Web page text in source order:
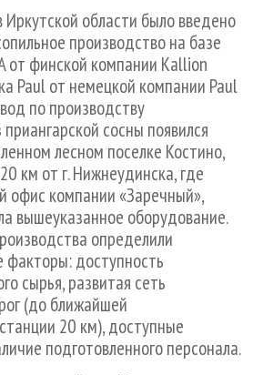
Иркутской области было введено
производство на базе
от финской компании Kallion
Paul от немецкой компании Paul
по производству
сосны появился
лесном поселке Костино,
км от г. Нижнеудинска, где
офис компании «Заречный»,
вышеуказанное оборудование.
определили
доступность
сырья, развитая сеть
(до ближайшей
20 км), доступные
подготовленного персонала.